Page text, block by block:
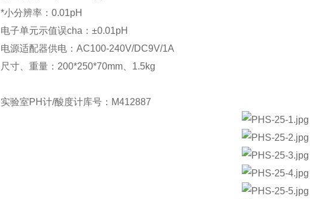
*小分辨率：0.01pH
电子单元示值误cha：±0.01pH
电源适配器供电：AC100-240V/DC9V/1A
尺寸、重量：200*250*70mm、1.5kg
实验室PH计/酸度计库号：M412887